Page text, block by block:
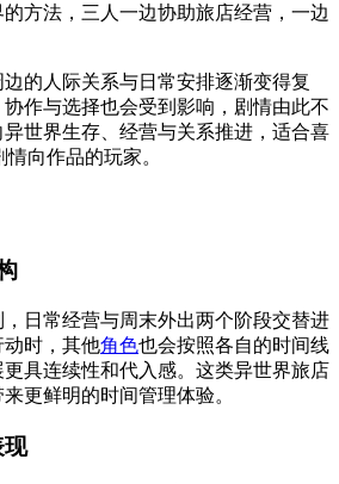
方法，三人一边协助旅店经营，一边
的人际关系与日常安排逐渐变得复
作与选择也会受到影响，剧情由此不
世界生存、经营与关系推进，适合喜
向作品的玩家。
日常经营与周末外出两个阶段交替进
时，其他角色也会按照各自的时间线
具连续性和代入感。这类异世界旅店
更鲜明的时间管理体验。
现